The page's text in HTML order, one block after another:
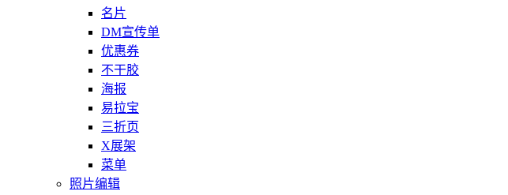
名片
DM宣传单
优惠券
不干胶
海报
易拉宝
三折页
X展架
菜单
照片编辑